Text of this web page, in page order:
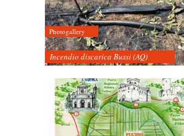
Photogallery
Incendio discarica Bussi (AQ)